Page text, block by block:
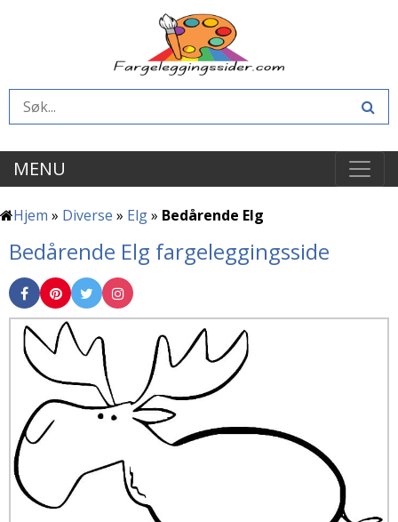
MENU
Hjem » Diverse » Elg» Bedårende Elg
Bedårende Elg fargeleggingsside